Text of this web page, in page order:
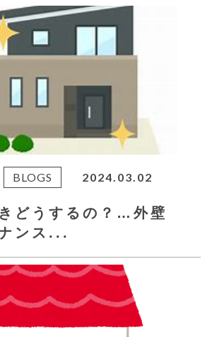
BLOGS 2024.03.02
どうするの？…外壁
ンス...